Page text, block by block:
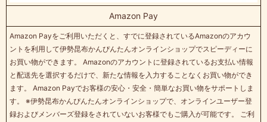
Amazon Pay
Amazon Payをご利用いただくと、すでに登録されているAmazonのアカウ
ントを利用して伊勢昆布かんぴんたんオンラインショップでスピーディーに
お買い物ができます。 Amazonのアカウントに登録されているお支払い情報
と配送先を選択するだけで、新たな情報を入力することなくお買い物ができ
ます。 Amazon Payでお客様の安心・安全・簡単なお買い物をサポートしま
す。 ※伊勢昆布かんぴんたんオンラインショップで、オンラインユーザー登
録およびメンバーズ登録をされていないお客様でもご購入が可能です。 ご利